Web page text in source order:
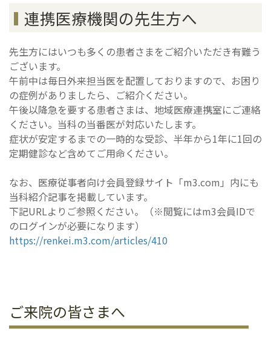
連携医療機関の先生方へ
先生方にはいつも多くの患者さまをご紹介いただき有難う
ございます。
午前中は毎日外来担当医を配置しておりますので、お困り
の症例がありましたら、ご紹介ください。
午後以降急を要する患者さまは、地域医療連携室にご連絡
ください。当科の当番医が対応いたします。
症状が安定するまでの一時的な受診、半年から1年に1回の
定期健診など含めてご用命ください。
なお、医療従事者向け会員登録サイト「m3.com」内にも
当科紹介記事を掲載しています。
下記URLよりご参照ください。（※閲覧にはm3会員IDで
のログインが必要になります）
https://renkei.m3.com/articles/410
ご来院の皆さまへ